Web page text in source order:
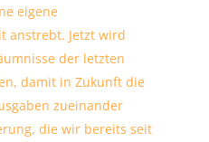
eigene
anstrebt. Jetzt wird
der letzten
damit in Zukunft die
zueinander
die wir bereits seit